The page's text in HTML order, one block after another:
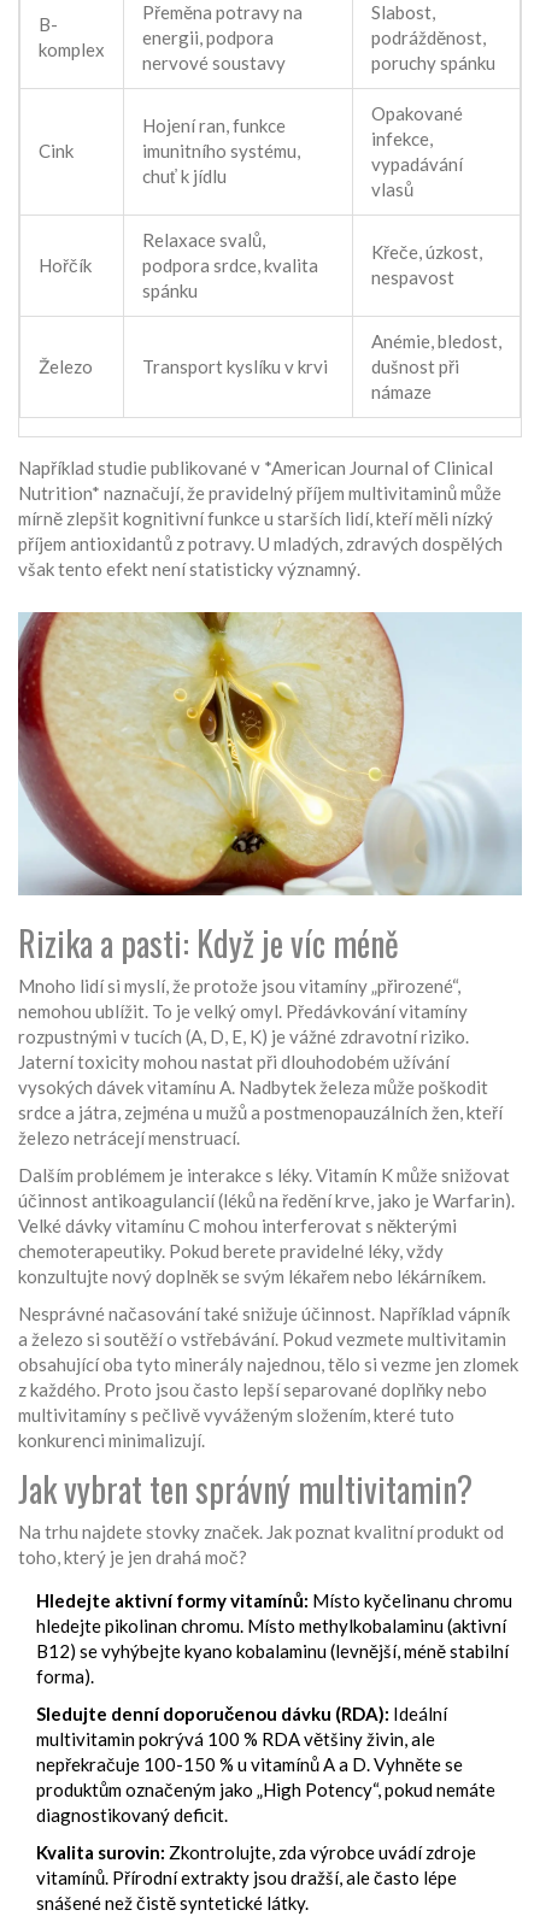
B-
komplex
Přeměna potravy na
energii, podpora
nervové soustavy
Slabost,
podrážděnost,
poruchy spánku
Cink
Hojení ran, funkce
imunitního systému,
chuť k jídlu
Opakované
infekce,
vypadávání
vlasů
Hořčík
Relaxace svalů,
podpora srdce, kvalita
spánku
Křeče, úzkost,
nespavost
Železo Transport kyslíku v krvi
Anémie, bledost,
dušnost při
námaze
Například studie publikované v *American Journal of Clinical
Nutrition* naznačují, že pravidelný příjem multivitaminů může
mírně zlepšit kognitivní funkce u starších lidí, kteří měli nízký
příjem antioxidantů z potravy. U mladých, zdravých dospělých
však tento efekt není statisticky významný.
Rizika a pasti: Když je víc méně
Mnoho lidí si myslí, že protože jsou vitamíny „přirozené“,
nemohou ublížit. To je velký omyl. Předávkování vitamíny
rozpustnými v tucích (A, D, E, K) je vážné zdravotní riziko.
Jaterní toxicity mohou nastat při dlouhodobém užívání
vysokých dávek vitamínu A. Nadbytek železa může poškodit
srdce a játra, zejména u mužů a postmenopauzálních žen, kteří
železo netrácejí menstruací.
Dalším problémem je interakce s léky. Vitamín K může snižovat
účinnost antikoagulancií (léků na ředění krve, jako je Warfarin).
Velké dávky vitamínu C mohou interferovat s některými
chemoterapeutiky. Pokud berete pravidelné léky, vždy
konzultujte nový doplněk se svým lékařem nebo lékárníkem.
Nesprávné načasování také snižuje účinnost. Například vápník
a železo si soutěží o vstřebávání. Pokud vezmete multivitamin
obsahující oba tyto minerály najednou, tělo si vezme jen zlomek
z každého. Proto jsou často lepší separované doplňky nebo
multivitamíny s pečlivě vyváženým složením, které tuto
konkurenci minimalizují.
Jak vybrat ten správný multivitamin?
Na trhu najdete stovky značek. Jak poznat kvalitní produkt od
toho, který je jen drahá moč?
Hledejte aktivní formy vitamínů: Místo kyčelinanu chromu
hledejte pikolinan chromu. Místo methylkobalaminu (aktivní
B12) se vyhýbejte kyano kobalaminu (levnější, méně stabilní
forma).
Sledujte denní doporučenou dávku (RDA): Ideální
multivitamin pokrývá 100 % RDA většiny živin, ale
nepřekračuje 100-150 % u vitamínů A a D. Vyhněte se
produktům označeným jako „High Potency“, pokud nemáte
diagnostikovaný deficit.
Kvalita surovin: Zkontrolujte, zda výrobce uvádí zdroje
vitamínů. Přírodní extrakty jsou dražší, ale často lépe
snášené než čistě syntetické látky.